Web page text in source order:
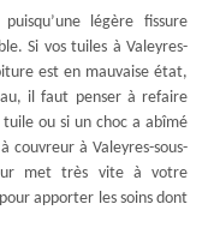
légère fissure
Si vos tuiles à Valeyres-
est en mauvaise état,
il faut penser à refaire
ou si un choc a abîmé
couvreur à Valeyres-sous-
met très vite à votre
apporter les soins dont